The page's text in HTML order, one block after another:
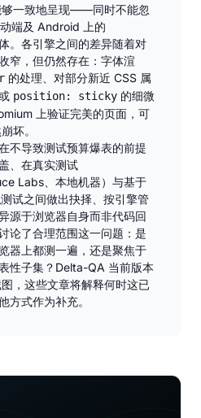
够一致地呈现——同时不能忽
端及 Android 上的
。各引擎之间的差异随着对
窄，但仍然存在：字体渲
的处理、对部分新近 CSS 属
position: sticky 的细微
上验证完美的页面，可
坏。
不导致测试预算爆表的前提
、在真实测试
Labs、本地机器）与基于
试之间做出抉择、按引擎管
源于浏览器自身而非代码回
论了合理范围这一问题：是
器上都测一遍，还是聚焦于
性子集？Delta-QA 当前版本
，这些文章将解释何时这已
方式作为补充。